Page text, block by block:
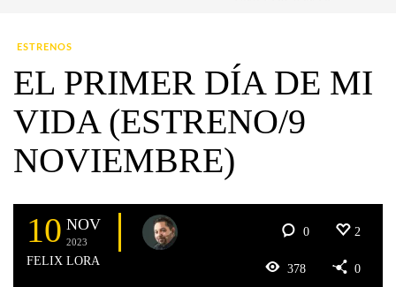
ESTRENOS
EL PRIMER DÍA DE MI
VIDA (ESTRENO/9
NOVIEMBRE)
10 NOV
2023
FELIX LORA
0 2
378 0